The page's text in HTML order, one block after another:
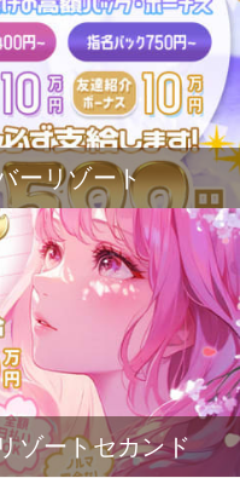
ーリゾート
ゾートセカンド